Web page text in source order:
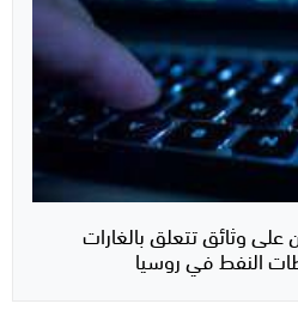
وثائق تتعلق بالغارات
النفط في روسيا